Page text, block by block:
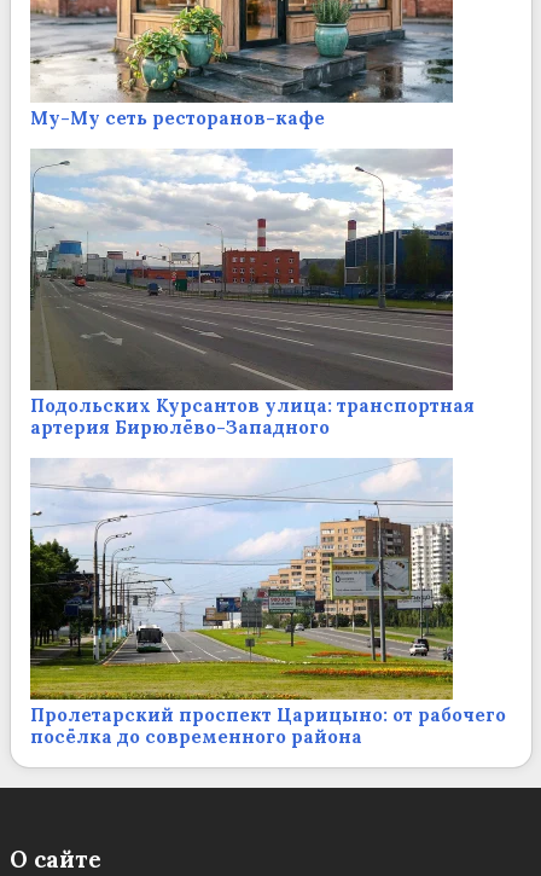
Му-Му сеть ресторанов-кафе
Подольских Курсантов улица: транспортная
артерия Бирюлёво-Западного
Пролетарский проспект Царицыно: от рабочего
посёлка до современного района
О сайте